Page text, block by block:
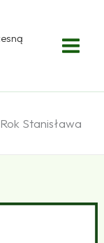
Stanisława